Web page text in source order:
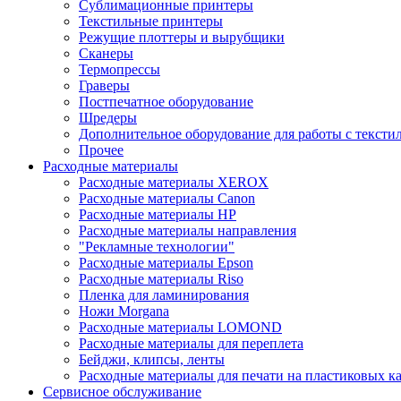
Сублимационные принтеры
Текстильные принтеры
Режущие плоттеры и вырубщики
Сканеры
Термопрессы
Граверы
Постпечатное оборудование
Шредеры
Дополнительное оборудование для работы с
Прочее
Расходные материалы
Расходные материалы XEROX
Расходные материалы Canon
Расходные материалы HP
Расходные материалы направления
"Рекламные технологии"
Расходные материалы Epson
Расходные материалы Riso
Пленка для ламинирования
Ножи Morgana
Расходные материалы LOMOND
Расходные материалы для переплета
Бейджи, клипсы, ленты
Расходные материалы для печати на пластиковых
Сервисное обслуживание